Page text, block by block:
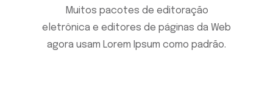
Muitos pacotes de editoração
eletrônica e editores de páginas da Web
agora usam Lorem Ipsum como padrão.